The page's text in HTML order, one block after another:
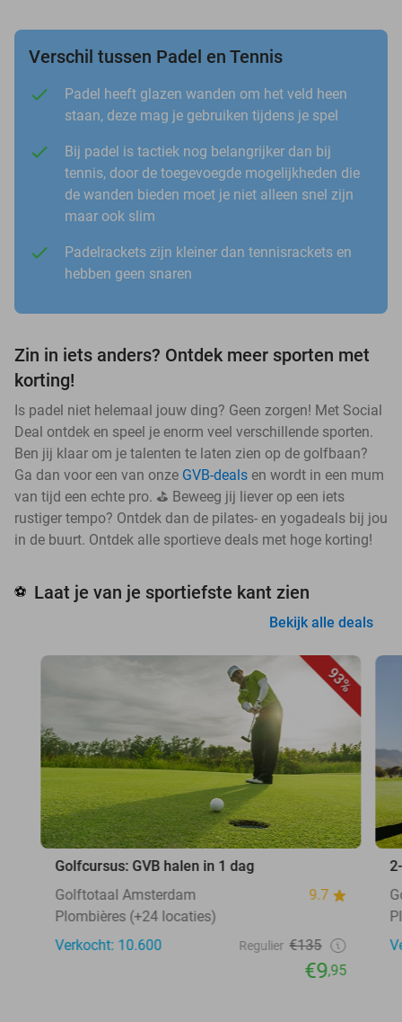
Verschil tussen Padel en Tennis
Padel heeft glazen wanden om het veld heen
staan, deze mag je gebruiken tijdens je spel
Bij padel is tactiek nog belangrijker dan bij
tennis, door de toegevoegde mogelijkheden die
de wanden bieden moet je niet alleen snel zijn
maar ook slim
Padelrackets zijn kleiner dan tennisrackets en
hebben geen snaren
Zin in iets anders? Ontdek meer sporten met
korting!
Is padel niet helemaal jouw ding? Geen zorgen! Met Social
Deal ontdek en speel je enorm veel verschillende sporten.
Ben jij klaar om je talenten te laten zien op de golfbaan?
Ga dan voor een van onze GVB-deals en wordt in een mum
van tijd een echte pro. ⛳ Beweeg jij liever op een iets
rustiger tempo? Ontdek dan de pilates- en yogadeals bij jou
in de buurt. Ontdek alle sportieve deals met hoge korting!
⚽ Laat je van je sportiefste kant zien
Bekijk alle deals
93%
Golfcursus: GVB halen in 1 dag
Golftotaal Amsterdam
9.7
Plombières (+24 locaties)
Verkocht: 10.600
Regulier €135
€9,95